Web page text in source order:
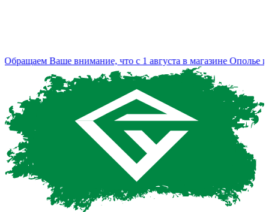
Ваше внимание, что с 1 августа в магазине Ополье